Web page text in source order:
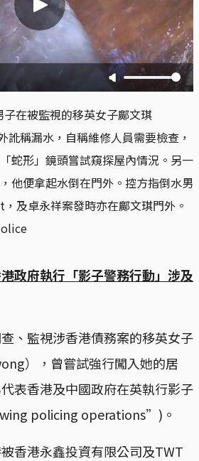
在被監視的移英女子鄺文琪
訛稱漏水，自稱維修人員需要檢查，
蛇形」鏡頭嘗試窺探屋內情況。另一
他便拿起水倒在門外。控方指倒水男
及卓永祥案發時亦在鄺文琪門外。
政府執行「影子警務行動」涉及
、監視涉香港債務案的移英女子
），曾嘗試強行闖入她的居
表香港及中國政府在英執行影子
policing operations”)。
香港永鑫投資有限公司及TWT